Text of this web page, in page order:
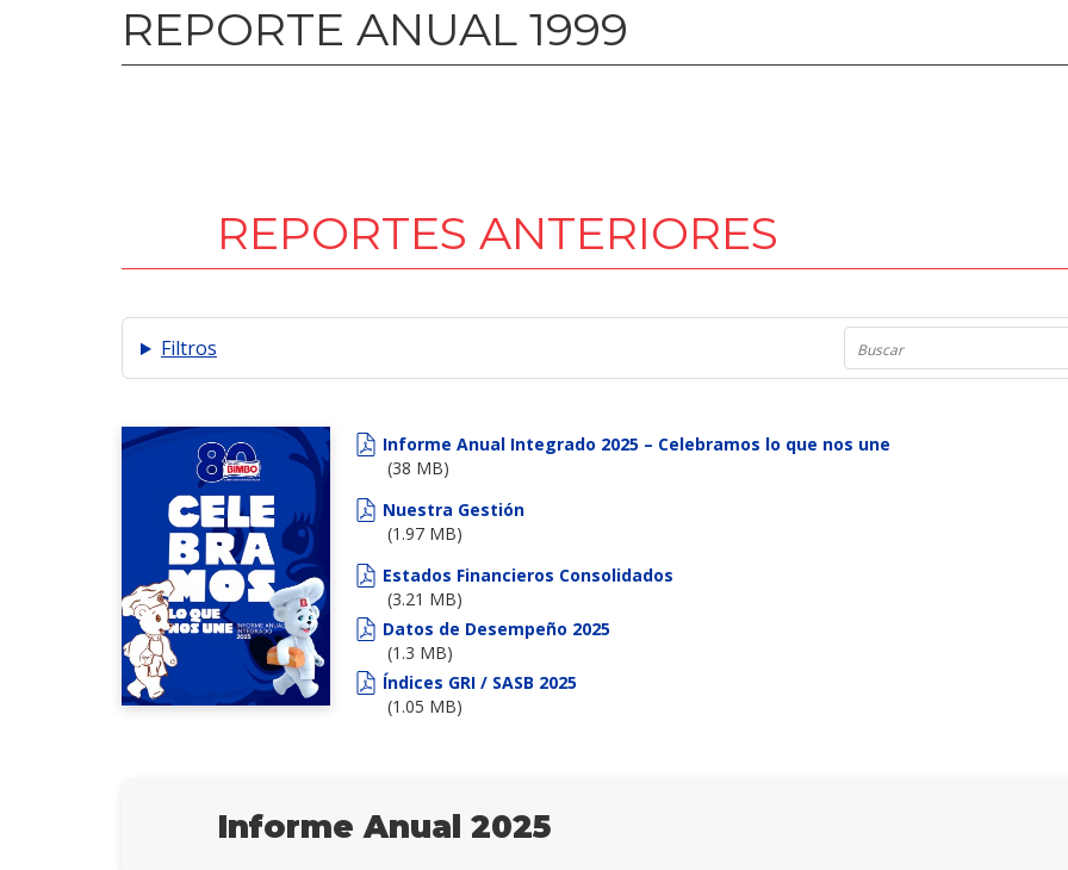
REPORTE ANUAL 1999
REPORTES ANTERIORES
Filtros
Informe Anual Integrado 2025 – Celebramos lo que nos une
(38 MB)
Nuestra Gestión
(1.97 MB)
Estados Financieros Consolidados
(3.21 MB)
Datos de Desempeño 2025
(1.3 MB)
Índices GRI / SASB 2025
(1.05 MB)
Informe Anual 2025